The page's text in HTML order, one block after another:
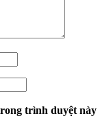
trình duyệt này